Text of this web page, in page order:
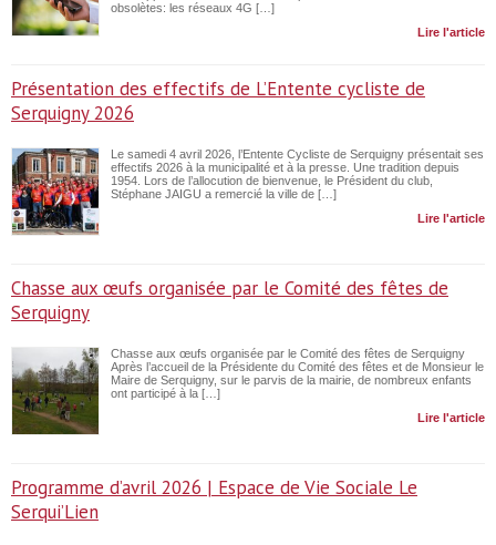
obsolètes: les réseaux 4G […]
Lire l'article
Présentation des effectifs de L’Entente cycliste de
Serquigny 2026
Le samedi 4 avril 2026, l’Entente Cycliste de Serquigny présentait ses
effectifs 2026 à la municipalité et à la presse. Une tradition depuis
1954. Lors de l’allocution de bienvenue, le Président du club,
Stéphane JAIGU a remercié la ville de […]
Lire l'article
Chasse aux œufs organisée par le Comité des fêtes de
Serquigny
Chasse aux œufs organisée par le Comité des fêtes de Serquigny
Après l’accueil de la Présidente du Comité des fêtes et de Monsieur le
Maire de Serquigny, sur le parvis de la mairie, de nombreux enfants
ont participé à la […]
Lire l'article
Programme d’avril 2026 | Espace de Vie Sociale Le
Serqui’Lien